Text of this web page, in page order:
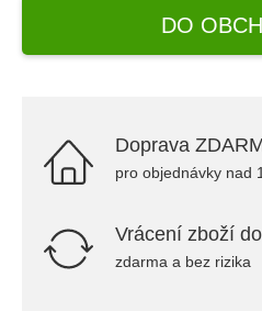
DO
Doprava
pro objednávky nad
Vrácení zboží
zdarma a bez rizika